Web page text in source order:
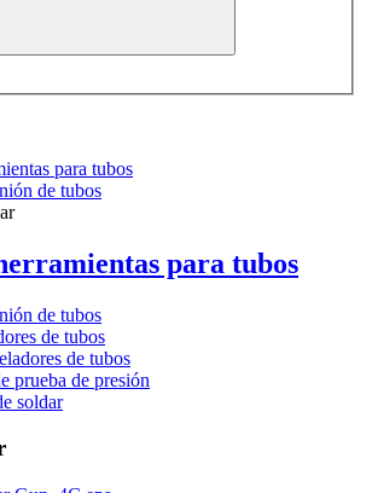
para tubos
de tubos
para tubos
de tubos
de tubos
de tubos
prueba de presión
soldar